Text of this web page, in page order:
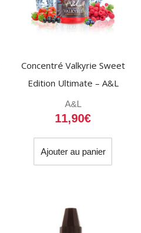
Concentré Valkyrie Sweet
Edition Ultimate – A&L
A&L
11,90€
Ajouter au panier